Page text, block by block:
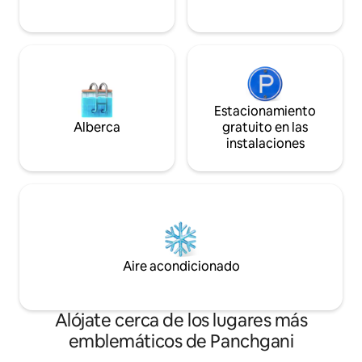
Alberca
Estacionamiento
gratuito en las
instalaciones
Aire acondicionado
Alójate cerca de los lugares más
emblemáticos de Panchgani